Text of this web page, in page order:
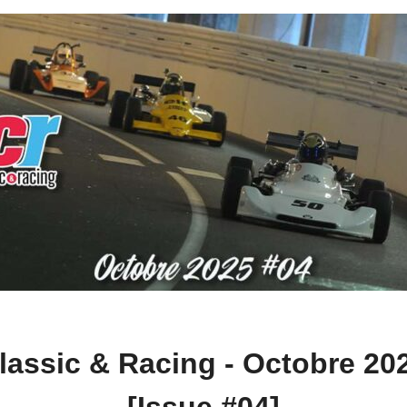
& Racing - Octobre